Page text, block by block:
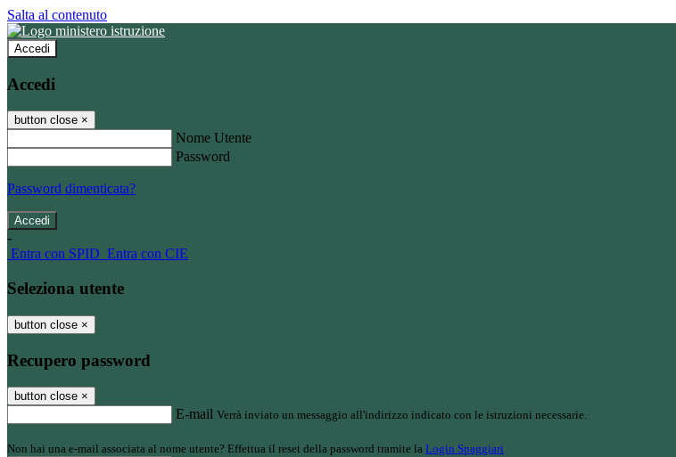
Salta al contenuto
Accedi
Accedi
button close ×
Nome Utente
Password
Password dimenticata?
-
Entra con SPID Entra con CIE
Seleziona utente
button close ×
Recupero password
button close ×
E-mail Verrà inviato un messaggio all'indirizzo indicato con le istruzioni necessarie.
Non hai una e-mail associata al nome utente? Effettua il reset della password tramite la Login Spaggiari